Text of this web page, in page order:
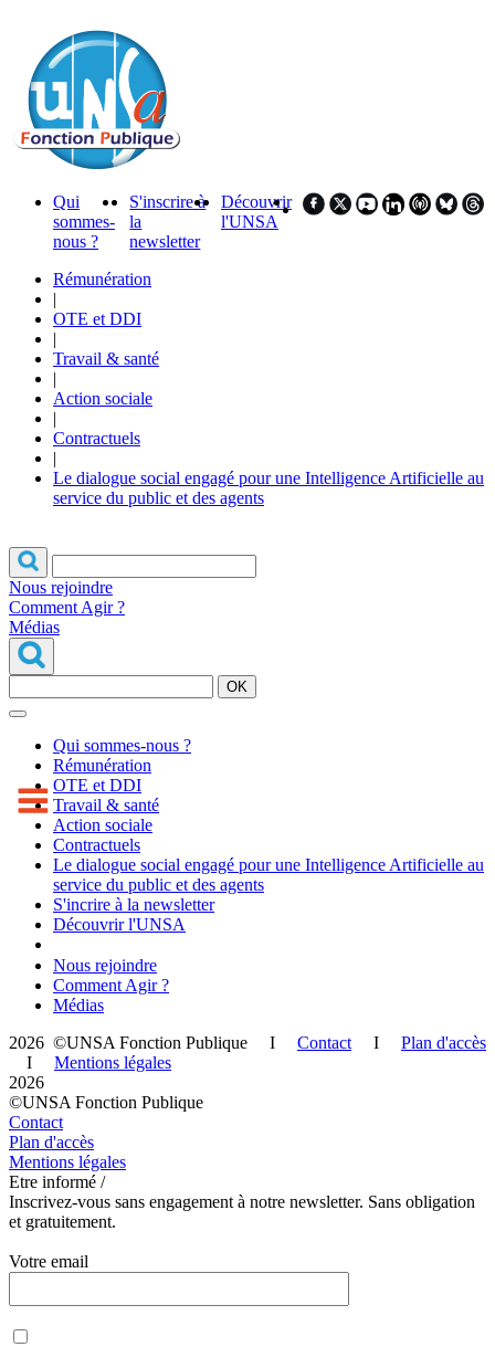
Qui
sommes-
nous ?
S'inscrire à
la
newsletter
Découvrir
l'UNSA
Rémunération
|
OTE et DDI
|
Travail & santé
|
Action sociale
|
Contractuels
|
Le dialogue social engagé pour une Intelligence Artificielle au
service du public et des agents
Nous rejoindre
Comment Agir ?
Médias
OK
Qui sommes-nous ?
Rémunération
OTE et DDI
Travail & santé
Action sociale
Contractuels
Le dialogue social engagé pour une Intelligence Artificielle au
service du public et des agents
S'incrire à la newsletter
Découvrir l'UNSA
Nous rejoindre
Comment Agir ?
Médias
2026 ©UNSA Fonction Publique I Contact I Plan d'accès
I Mentions légales
2026
©UNSA Fonction Publique
Contact
Plan d'accès
Mentions légales
Etre informé /
Inscrivez-vous sans engagement à notre newsletter. Sans obligation
et gratuitement.
Votre email